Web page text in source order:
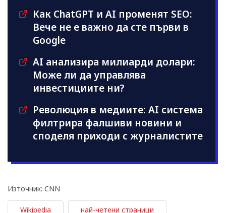
Как ChatGPT и AI променят SEO:
Вече не е важно да сте първи в
Google
AI анализира милиарди долари:
Може ли да управлява
инвестициите ни?
Революция в медиите: AI система
филтрира фалшиви новини и
споделя приходи с журналистите
Източник: CNN
Wikipedia най-четени страници